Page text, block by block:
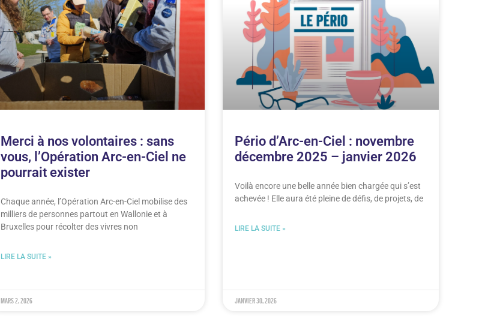
Merci à nos volontaires : sans
vous, l’Opération Arc-en-Ciel ne
pourrait exister
Chaque année, l’Opération Arc-en-Ciel mobilise des
milliers de personnes partout en Wallonie et à
Bruxelles pour récolter des vivres non
LIRE LA SUITE »
mars 2, 2026
Pério d’Arc-en-Ciel : novembre
décembre 2025 – janvier 2026
Voilà encore une belle année bien chargée qui s’est
achevée ! Elle aura été pleine de défis, de projets, de
LIRE LA SUITE »
janvier 30, 2026